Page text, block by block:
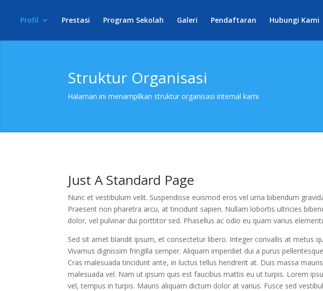
Profil Prestasi Program Sekolah Galeri Pendaftaran Hubungi Kami
Struktur Organisasi
Halaman ini menampilkan struktur organisasi internal kami
Just A Standard Page
Nunc et vestibulum velit. Suspendisse euismod eros vel urna bibendum
Praesent non pharetra arcu, at tincidunt sapien. Nullam lobortis ultricies
dolor, vel pulvinar dui porttitor sed. Phasellus ac odio eu quam varius
Sed sit amet blandit ipsum, et consectetur libero. Integer convallis at metus
Vivamus dignissim fringilla semper. Aliquam imperdiet dui a purus
Cras malesuada tincidunt ante, in luctus tellus hendrerit at. Duis massa
malesuada vel. Nam ut ipsum quis est faucibus mattis eu ut turpis. Lorem
vel, tempus in turpis. Mauris aliquam dictum dolor at varius. Fusce sed